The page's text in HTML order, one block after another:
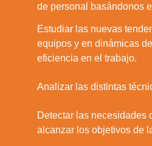
de personal basándonos
Estudiar las nuevas
equipos y en dinámicas
eficiencia en el trabajo.
Analizar las distintas
Detectar las necesidades
alcanzar los objetivos de